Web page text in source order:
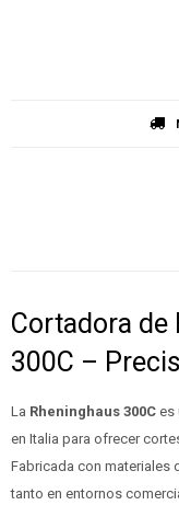
Cortadora de
300C –
La Rheninghaus 300C es
en Italia para ofrecer
Fabricada con materiales
tanto en entornos